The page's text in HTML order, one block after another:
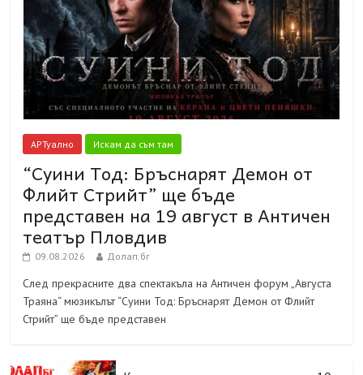
АРТуално Искам да съм там
“Суини Тод: Бръснарят Демон от
Флийт Стрийт” ще бъде
представен на 19 август в Античен
театър Пловдив
09.08.2026 Долап.бг
След прекрасните два спектакъла на Античен форум „Августа
Траяна“ мюзикълът “Суини Тод: Бръснарят Демон от Флийт
Стрийт” ще бъде представен